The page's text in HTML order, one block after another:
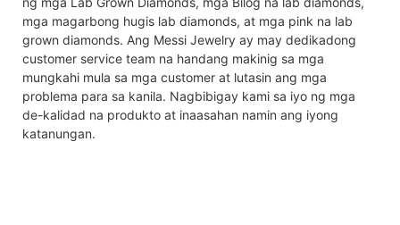
mga magarbong hugis lab diamonds, at mga pink na lab
grown diamonds. Ang Messi Jewelry ay may dedikadong
customer service team na handang makinig sa mga
mungkahi mula sa mga customer at lutasin ang mga
problema para sa kanila. Nagbibigay kami sa iyo ng mga
de-kalidad na produkto at inaasahan namin ang iyong
katanungan.